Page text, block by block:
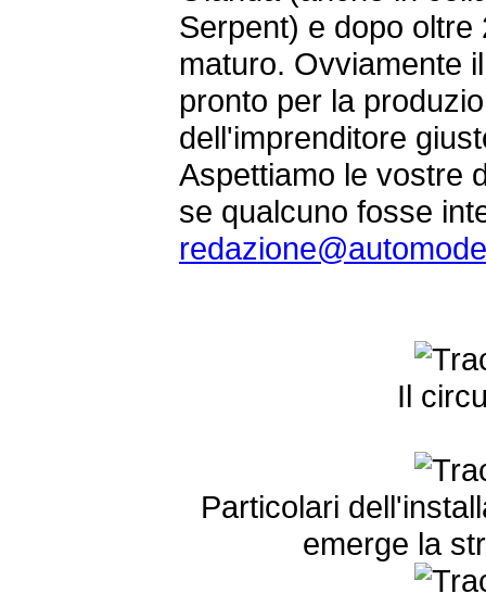
Serpent) e dopo
maturo. Ovviamente
pronto per la
dell'imprenditore
Aspettiamo le vostre
se qualcuno fosse
Il
Particolari
emerge la